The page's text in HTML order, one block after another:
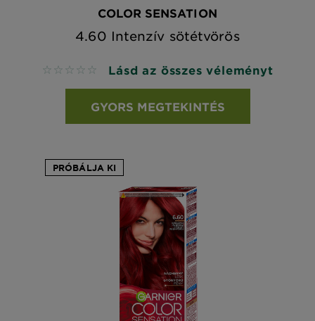
COLOR SENSATION
4.60 Intenzív sötétvörös
No reviews Lásd az összes véleményt
GYORS MEGTEKINTÉS
PRÓBÁLJA KI